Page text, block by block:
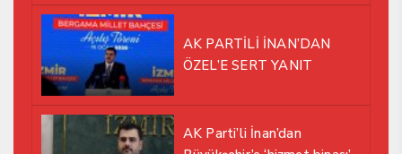
AK PARTİLİ İNAN’DAN
ÖZEL’E SERT YANIT
AK Parti’li İnan’dan